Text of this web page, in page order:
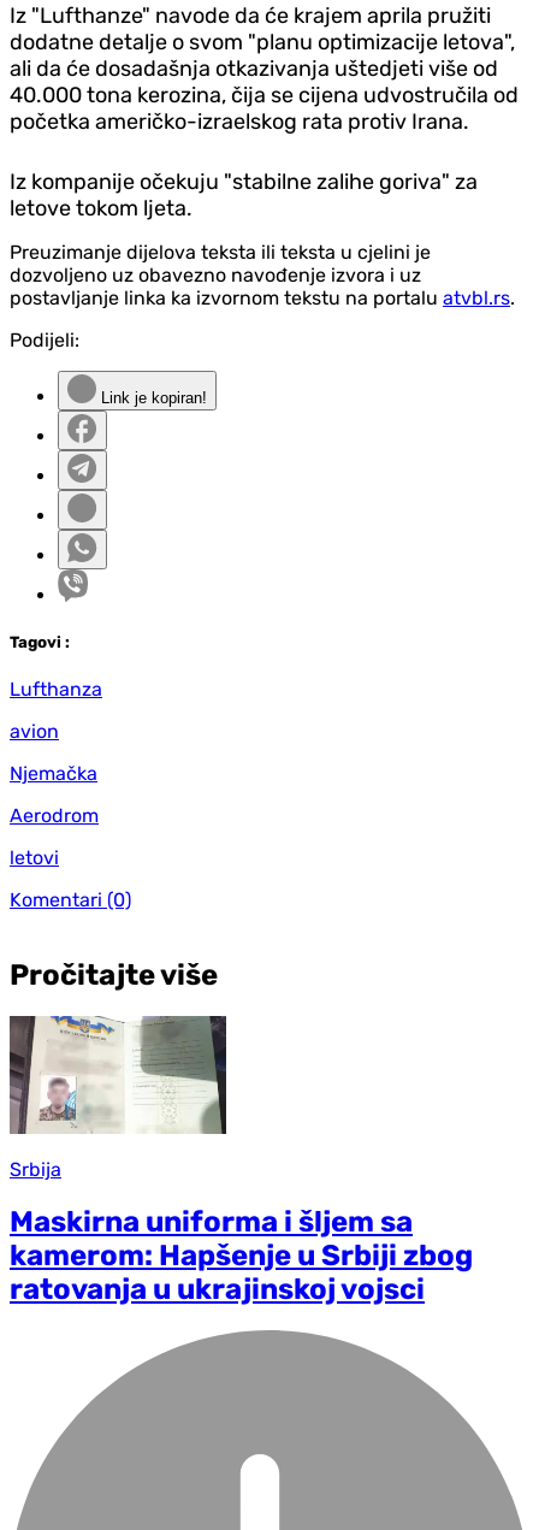
Iz "Lufthanze" navode da će krajem aprila pružiti
dodatne detalje o svom "planu optimizacije letova",
ali da će dosadašnja otkazivanja uštedjeti više od
40.000 tona kerozina, čija se cijena udvostručila od
početka američko-izraelskog rata protiv Irana.
Iz kompanije očekuju "stabilne zalihe goriva" za
letove tokom ljeta.
Preuzimanje dijelova teksta ili teksta u cjelini je
dozvoljeno uz obavezno navođenje izvora i uz
postavljanje linka ka izvornom tekstu na portalu atvbl.rs.
Podijeli:
Link je kopiran!
Tagovi :
Lufthanza
avion
Njemačka
Aerodrom
letovi
Komentari (0)
Pročitajte više
Srbija
Maskirna uniforma i šljem sa
kamerom: Hapšenje u Srbiji zbog
ratovanja u ukrajinskoj vojsci